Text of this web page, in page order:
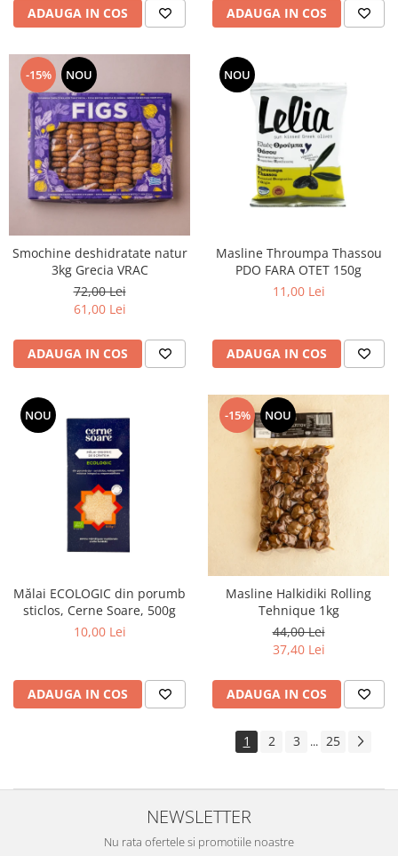
ADAUGA IN COS ADAUGA IN COS
-15% NOU
Smochine deshidratate natur
3kg Grecia VRAC
72,00 Lei
61,00 Lei
ADAUGA IN COS
NOU
Masline Throumpa Thassou
PDO FARA OTET 150g
11,00 Lei
ADAUGA IN COS
NOU
Mălai ECOLOGIC din porumb
sticlos, Cerne Soare, 500g
10,00 Lei
ADAUGA IN COS
-15% NOU
Masline Halkidiki Rolling
Tehnique 1kg
44,00 Lei
37,40 Lei
ADAUGA IN COS
1 2 3 ... 25
NEWSLETTER
Nu rata ofertele si promotiile noastre